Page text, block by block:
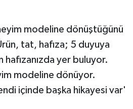
modeline dönüştüğünü
tat, hafıza; 5 duyuya
yer buluyor.
modeline dönüyor.
içinde başka hikayesi var'